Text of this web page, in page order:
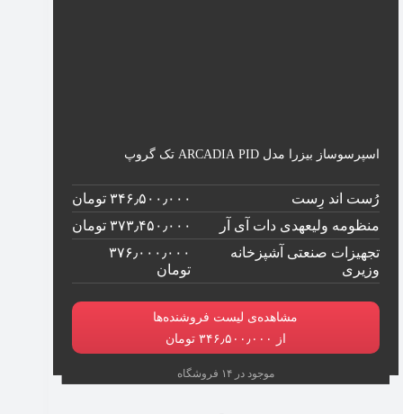
اسپرسوساز بیزرا مدل ARCADIA PID تک گروپ
رُست اند رِست
۳۴۶٫۵۰۰٫۰۰۰ تومان
منظومه ولیعهدی دات آی آر
۳۷۳٫۴۵۰٫۰۰۰ تومان
تجهیزات صنعتی آشپزخانه
وزیری
۳۷۶٫۰۰۰٫۰۰۰
تومان
مشاهده‌ی لیست فروشنده‌ها
از ۳۴۶٫۵۰۰٫۰۰۰ تومان
موجود در ۱۴ فروشگاه